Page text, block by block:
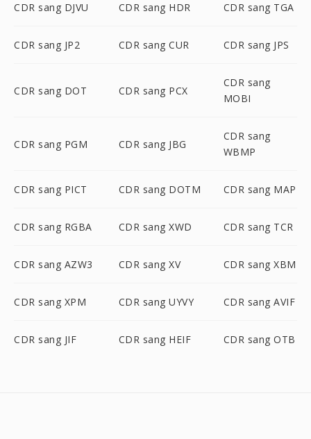
CDR sang DJVU CDR sang HDR CDR sang TGA
CDR sang JP2 CDR sang CUR CDR sang JPS
CDR sang DOT CDR sang PCX
CDR sang
MOBI
CDR sang PGM CDR sang JBG
CDR sang
WBMP
CDR sang PICT CDR sang DOTM CDR sang MAP
CDR sang RGBA CDR sang XWD CDR sang TCR
CDR sang AZW3 CDR sang XV CDR sang XBM
CDR sang XPM CDR sang UYVY CDR sang AVIF
CDR sang JIF CDR sang HEIF CDR sang OTB